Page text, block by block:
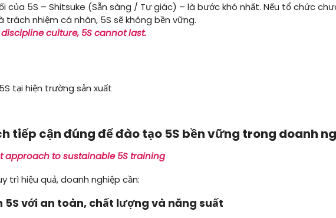
của 5S – Shitsuke (Sẵn sàng / Tự giác) – là bước khó nhất. Nếu tổ chức
trách nhiệm cá nhân, 5S sẽ không bền vững.
culture, 5S cannot last.
tiếp cận đúng để đào tạo 5S bền vững trong doanh
approach to sustainable 5S training
trì hiệu quả, doanh nghiệp cần:
5S với an toàn, chất lượng và năng suất